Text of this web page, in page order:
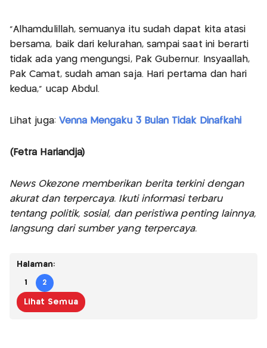
"Alhamdulillah, semuanya itu sudah dapat kita atasi
bersama, baik dari kelurahan, sampai saat ini berarti
tidak ada yang mengungsi, Pak Gubernur. Insyaallah,
Pak Camat, sudah aman saja. Hari pertama dan hari
kedua," ucap Abdul.
Lihat juga: Venna Mengaku 3 Bulan Tidak Dinafkahi
(Fetra Hariandja)
News Okezone memberikan berita terkini dengan
akurat dan terpercaya. Ikuti informasi terbaru
tentang politik, sosial, dan peristiwa penting lainnya,
langsung dari sumber yang terpercaya.
Halaman:
1 2
Lihat Semua